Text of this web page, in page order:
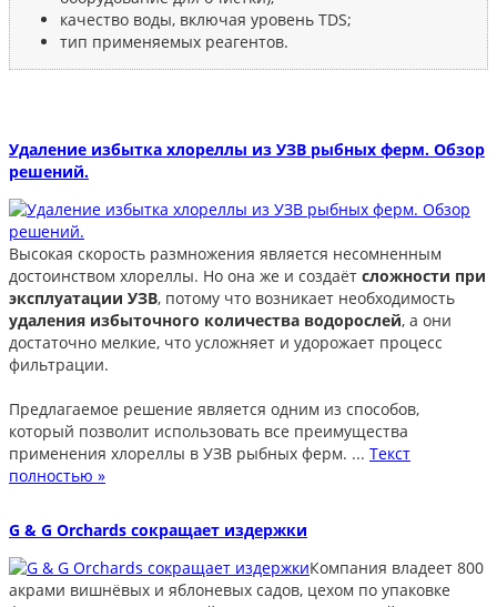
качество воды, включая уровень TDS;
тип применяемых реагентов.
Удаление избытка хлореллы из УЗВ рыбных ферм. Обзор
решений.
Высокая скорость размножения является несомненным
достоинством хлореллы. Но она же и создаёт сложности при
эксплуатации УЗВ, потому что возникает необходимость
удаления избыточного количества водорослей, а они
достаточно мелкие, что усложняет и удорожает процесс
фильтрации.
Предлагаемое решение является одним из способов,
который позволит использовать все преимущества
применения хлореллы в УЗВ рыбных ферм. ... Текст
полностью »
G & G Orchards сокращает издержки
Компания владеет 800
акрами вишнёвых и яблоневых садов, цехом по упаковке